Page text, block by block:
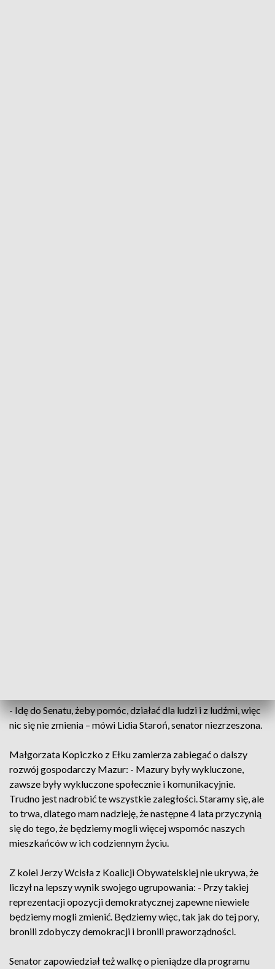
- Idę do Senatu, żeby pomóc, działać dla ludzi i z ludźmi, więc
nic się nie zmienia – mówi Lidia Staroń, senator niezrzeszona.
Małgorzata Kopiczko z Ełku zamierza zabiegać o dalszy
rozwój gospodarczy Mazur: - Mazury były wykluczone,
zawsze były wykluczone społecznie i komunikacyjnie.
Trudno jest nadrobić te wszystkie zaległości. Staramy się, ale
to trwa, dlatego mam nadzieję, że następne 4 lata przyczynią
się do tego, że będziemy mogli więcej wspomóc naszych
mieszkańców w ich codziennym życiu.
Z kolei Jerzy Wcisła z Koalicji Obywatelskiej nie ukrywa, że
liczył na lepszy wynik swojego ugrupowania: - Przy takiej
reprezentacji opozycji demokratycznej zapewne niewiele
będziemy mogli zmienić. Będziemy więc, tak jak do tej pory,
bronili zdobyczy demokracji i bronili praworządności.
Senator zapowiedział też walkę o pieniądze dla programu